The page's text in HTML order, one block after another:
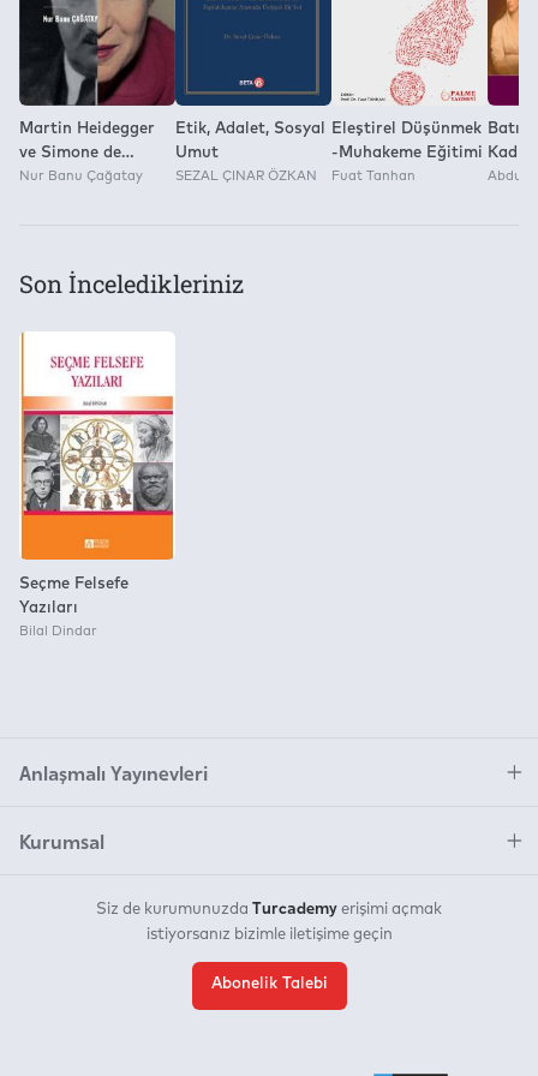
Martin Heidegger
ve Simone de
Beauvoır
Nur Banu Çağatay
Etik, Adalet, Sosyal
Umut
SEZAL ÇINAR ÖZKAN
Eleştirel Düşünmek
-Muhakeme Eğitimi
Fuat Tanhan
Batı
Son İnceledikleriniz
Seçme Felsefe
Yazıları
Bilal Dindar
Anlaşmalı Yayınevleri
Kurumsal
Siz de kurumunuzda Turcademy erişimi açmak
istiyorsanız bizimle iletişime geçin
Abonelik Talebi